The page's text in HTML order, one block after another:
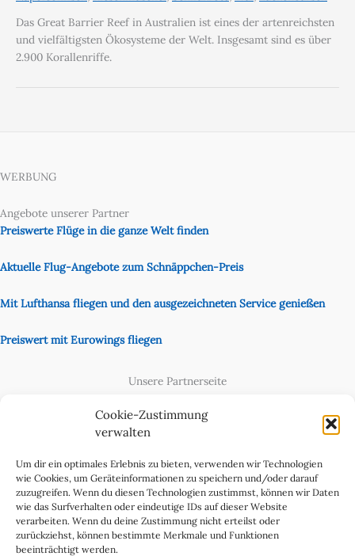
Cookie-Zustimmung
verwalten
Um dir ein optimales Erlebnis zu bieten, verwenden wir Technologien
wie Cookies, um Geräteinformationen zu speichern und/oder darauf
zuzugreifen. Wenn du diesen Technologien zustimmst, können wir Daten
wie das Surfverhalten oder eindeutige IDs auf dieser Website
verarbeiten. Wenn du deine Zustimmung nicht erteilst oder
zurückziehst, können bestimmte Merkmale und Funktionen
beeinträchtigt werden.
Das Great Barrier Reef in Australien ist eines der artenreichsten
und vielfältigsten Ökosysteme der Welt. Insgesamt sind es über
2.900 Korallenriffe.
WERBUNG
Angebote unserer Partner
Preiswerte Flüge in die ganze Welt finden
Aktuelle Flug-Angebote zum Schnäppchen-Preis
Mit Lufthansa fliegen und den ausgezeichneten Service genießen
Preiswert mit Eurowings fliegen
Unsere Partnerseite